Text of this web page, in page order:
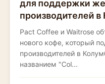
для поддержки
производителей в
Pact Coffee и Waitrose
нового кофе, который
производителей в
названием "Col...